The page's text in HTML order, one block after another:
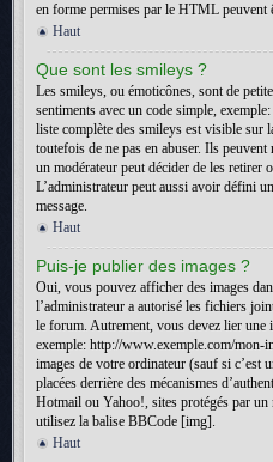
en forme permises par le HTML peuvent
Haut
Que sont les smileys ?
Les smileys, ou émoticônes, sont de
sentiments avec un code simple,
liste complète des smileys est visible sur
toutefois de ne pas en abuser. Ils
un modérateur peut décider de les retirer
L’administrateur peut aussi avoir défini
message.
Haut
Puis-je publier des images ?
Oui, vous pouvez afficher des images
l’administrateur a autorisé les fichiers
le forum. Autrement, vous devez lier une
exemple: http://www.exemple.com/mon-
images de votre ordinateur (sauf si c’est
placées derrière des mécanismes
Hotmail ou Yahoo!, sites protégés par un
utilisez la balise BBCode [img].
Haut